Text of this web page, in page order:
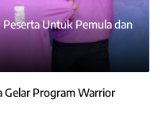
Untuk Pemula dan
Gelar Program Warrior